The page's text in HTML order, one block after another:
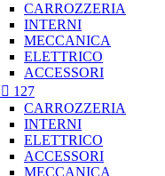
CARROZZERIA
INTERNI
MECCANICA
ELETTRICO
ACCESSORI
 127
CARROZZERIA
INTERNI
ELETTRICO
ACCESSORI
MECCANICA